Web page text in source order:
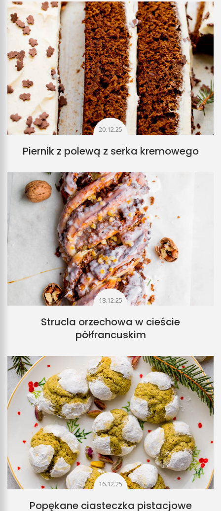
20.12.25
Piernik z polewą z serka kremowego
18.12.25
Strucla orzechowa w cieście
półfrancuskim
16.12.25
Popękane ciasteczka pistacjowe